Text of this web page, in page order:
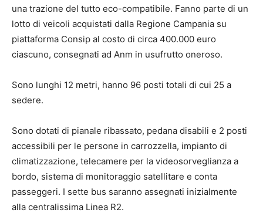
una trazione del tutto eco-compatibile. Fanno parte di un
lotto di veicoli acquistati dalla Regione Campania su
piattaforma Consip al costo di circa 400.000 euro
ciascuno, consegnati ad Anm in usufrutto oneroso.
Sono lunghi 12 metri, hanno 96 posti totali di cui 25 a
sedere.
Sono dotati di pianale ribassato, pedana disabili e 2 posti
accessibili per le persone in carrozzella, impianto di
climatizzazione, telecamere per la videosorveglianza a
bordo, sistema di monitoraggio satellitare e conta
passeggeri. I sette bus saranno assegnati inizialmente
alla centralissima Linea R2.